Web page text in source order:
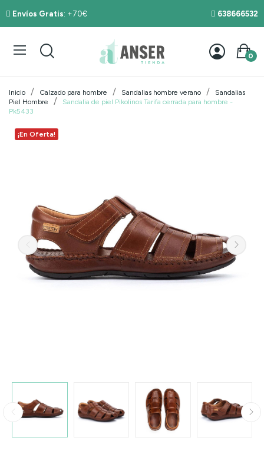
Envíos Gratis: +70€ 638666532
0
Inicio Calzado para hombre Sandalias hombre verano
Sandalias
Piel Hombre
Sandalia de piel Pikolinos Tarifa cerrada para hombre -
Pk5433
¡En Oferta!